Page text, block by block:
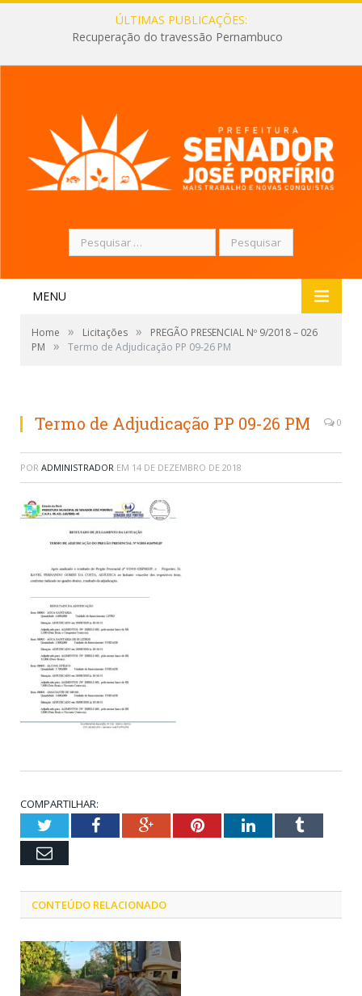
ÚLTIMAS PUBLICAÇÕES:
Recuperação do travessão Pernambuco
Pesquisar
por:
MENU
Home » Licitações »
PREGÃO PRESENCIAL Nº 9/2018 – 026
PM
» Termo de Adjudicação PP 09-26 PM
Termo de Adjudicação PP 09-26 PM 0
POR ADMINISTRADOR EM 14 DE DEZEMBRO DE 2018
COMPARTILHAR:
TwitterFacebookGoogle+PinterestLinkedInTumblr
Email
CONTEÚDO RELACIONADO